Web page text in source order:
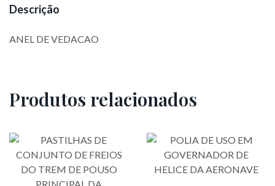
Descrição
ANEL DE VEDACAO
Produtos relacionados